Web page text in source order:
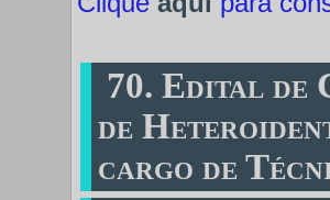
70. Edital de
de
cargo de